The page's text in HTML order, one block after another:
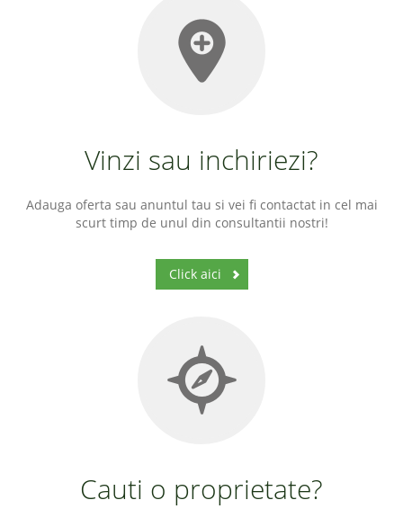
Vinzi sau inchiriezi?
Adauga oferta sau anuntul tau si vei fi contactat in cel mai
scurt timp de unul din consultantii nostri!
Click aici
Cauti o proprietate?